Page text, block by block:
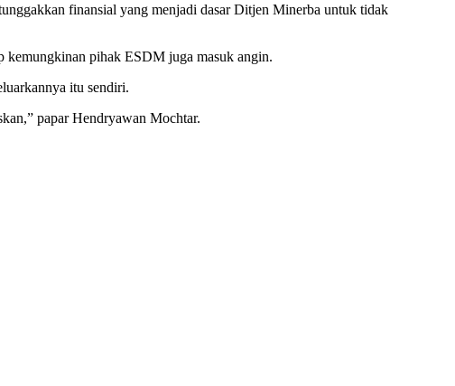
finansial yang menjadi dasar Ditjen Minerba untuk tidak
kemungkinan pihak ESDM juga masuk angin.
itu sendiri.
papar Hendryawan Mochtar.